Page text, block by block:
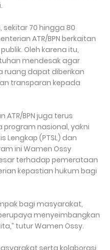
70 hingga 80
ATR/BPN berkaitan
Oleh karena itu,
mendesak agar
dapat diberikan
transparan kepada
ATR/BPN juga terus
nasional, yakni
Lengkap (PTSL) dan
ini Wamen Ossy
terhadap pemerataan
kepastian hukum bagi
bagi masyarakat,
menyeimbangkan
tutur Wamen Ossy.
serta kolaborasi